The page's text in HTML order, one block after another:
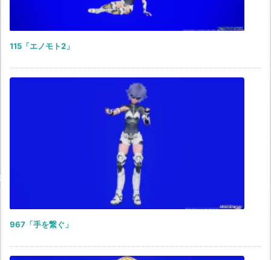
115「エノモト2」
967「手を繋ぐ」